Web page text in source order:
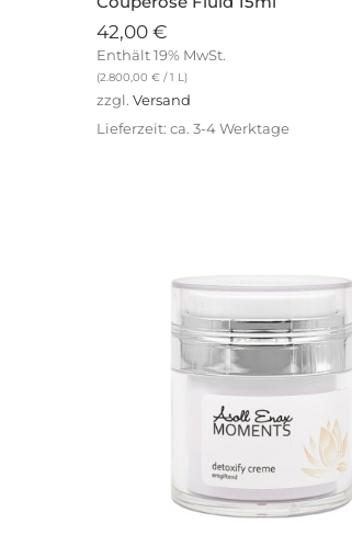
42,00 €
Enthält 19% MwSt.
(2.800,00 € / 1 L)
zzgl. Versand
Lieferzeit: ca. 3-4 Werktage